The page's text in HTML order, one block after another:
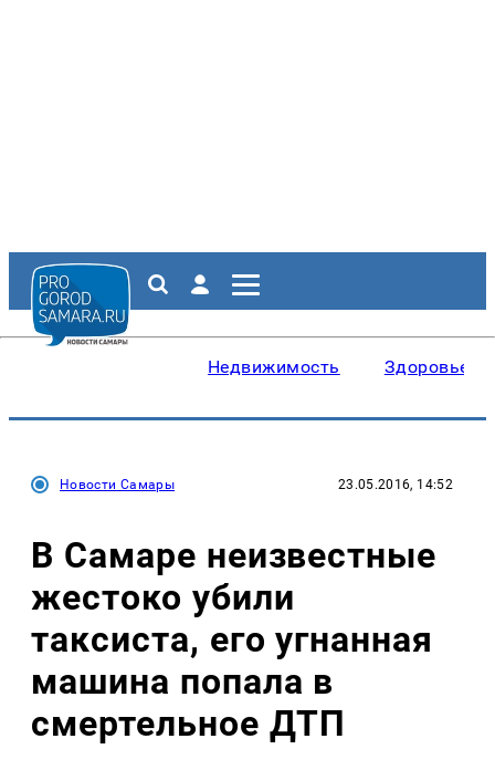
Недвижимость Здоровье
Новости Самары 23.05.2016, 14:52
В Самаре неизвестные
жестоко убили
таксиста, его угнанная
машина попала в
смертельное ДТП